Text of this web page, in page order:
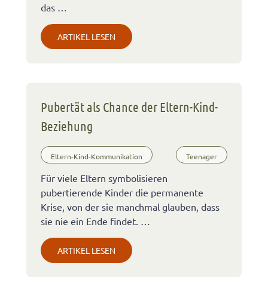
das …
ARTIKEL LESEN
Pubertät als Chance der Eltern-Kind-
Beziehung
Eltern-Kind-Kommunikation Teenager
Für viele Eltern symbolisieren
pubertierende Kinder die permanente
Krise, von der sie manchmal glauben, dass
sie nie ein Ende findet. …
ARTIKEL LESEN